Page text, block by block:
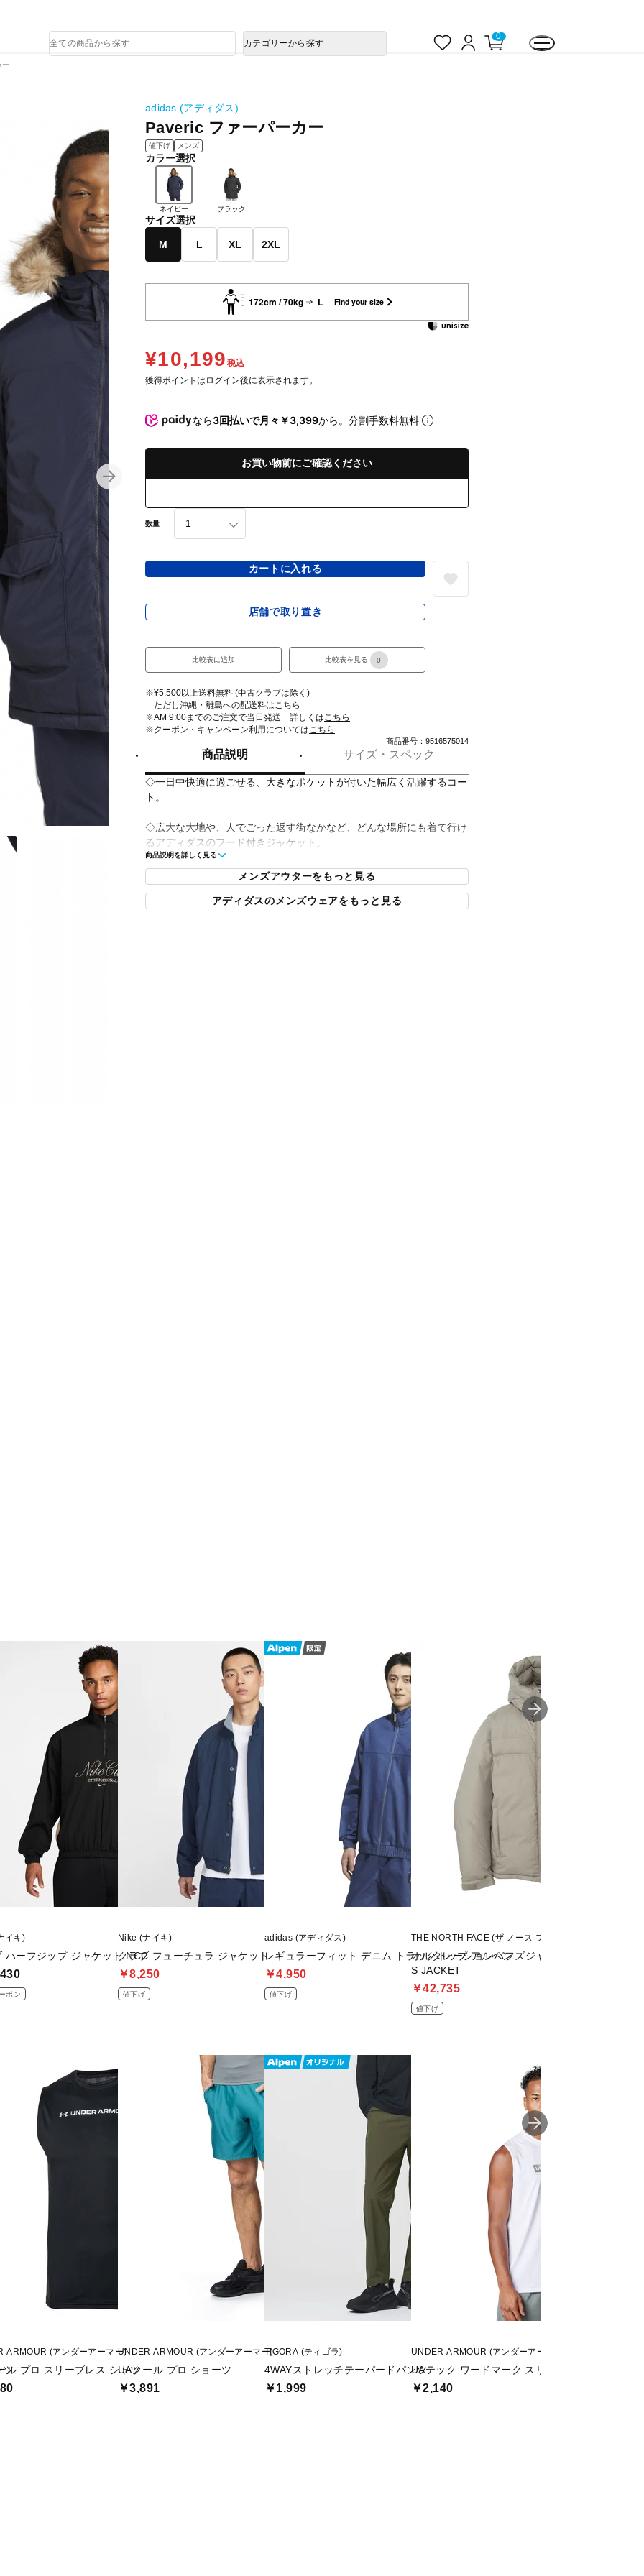
ロ
0
品
検
カテゴリーから探す
ー
adidas (アディダス)
Paveric ファーパーカー
値下げ メンズ
カラー選択
ネイビー ブラック
サイズ選択
M L XL 2XL
172cm / 70kg L Find your size
¥10,199 税込
獲得ポイントはログイン後に表示されます。
なら3回払いで月々￥3,399から。分割手数料無料
お買い物前にご確認ください
数量
カートに入れる
店舗で取り置き
比較表に追加 比較表を見る 0
※¥5,500以上送料無料 (中古クラブは除く)
ただし沖縄・離島への配送料はこちら
※AM 9:00までのご注文で当日発送 詳しくはこちら
※クーポン・キャンペーン利用についてはこちら
商品番号：9516575014
商品説明 サイズ・スペック
◇一日中快適に過ごせる、大きなポケットが付いた幅広く活躍するコー
ト。
◇広大な大地や、人でごった返す街なかなど、どんな場所にも着て行け
るアディダスのフード付きジャケット。
プレーンウィーブ生地を使用した、バルクは抑えて雨や風からしっかり
身を守る作りだから、どこにでも気まぐれに出かけられる。
フードにフェイクファーを付けた、いかにも暖かそうなデザイン。天気
が悪くなっても、フードで頭をカバーできる。
商品説明を詳しく見る
メンズアウターをもっと見る
アディダスのメンズウェアをもっと見る
イキ)
ハーフジップ ジャケット NCC
ポン
Nike (ナイキ)
クラブ フューチュラ ジャケット
￥8,250
値下げ
adidas (アディダス)
レギュラーフィット デニム トラックトップ アルペン
￥4,950
値下げ
THE NORTH FACE (ザ ノース フェイス)
オルタレーションバフズジャケット
S JACKET
￥42,735
値下げ
ツ
ARMOUR (アンダーアーマー)
ル プロ スリーブレス シャツ
UNDER ARMOUR (アンダーアーマー)
UAクール プロ ショーツ
￥3,891
TIGORA (ティゴラ)
4WAYストレッチテーパードパンツ
￥1,999
UNDER ARMOUR (アンダーアーマー)
UAテック ワードマーク スリーブレス シャツ
￥2,140